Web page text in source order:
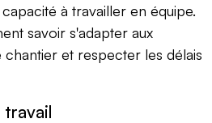
à travailler en équipe.
savoir s'adapter aux
et respecter les délais
travail